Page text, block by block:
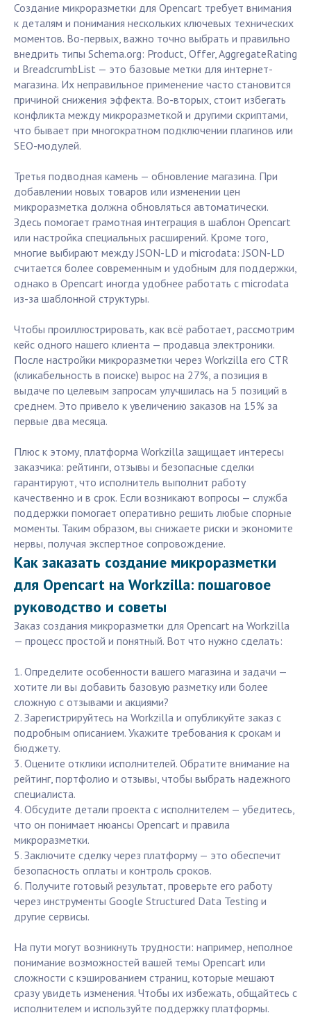
Создание микроразметки для Opencart требует внимания
к деталям и понимания нескольких ключевых технических
моментов. Во-первых, важно точно выбрать и правильно
внедрить типы Schema.org: Product, Offer, AggregateRating
и BreadcrumbList — это базовые метки для интернет-
магазина. Их неправильное применение часто становится
причиной снижения эффекта. Во-вторых, стоит избегать
конфликта между микроразметкой и другими скриптами,
что бывает при многократном подключении плагинов или
SEO-модулей.
Третья подводная камень — обновление магазина. При
добавлении новых товаров или изменении цен
микроразметка должна обновляться автоматически.
Здесь помогает грамотная интеграция в шаблон Opencart
или настройка специальных расширений. Кроме того,
многие выбирают между JSON-LD и microdata: JSON-LD
считается более современным и удобным для поддержки,
однако в Opencart иногда удобнее работать с microdata
из-за шаблонной структуры.
Чтобы проиллюстрировать, как всё работает, рассмотрим
кейс одного нашего клиента — продавца электроники.
После настройки микроразметки через Workzilla его CTR
(кликабельность в поиске) вырос на 27%, а позиция в
выдаче по целевым запросам улучшилась на 5 позиций в
среднем. Это привело к увеличению заказов на 15% за
первые два месяца.
Плюс к этому, платформа Workzilla защищает интересы
заказчика: рейтинги, отзывы и безопасные сделки
гарантируют, что исполнитель выполнит работу
качественно и в срок. Если возникают вопросы — служба
поддержки помогает оперативно решить любые спорные
моменты. Таким образом, вы снижаете риски и экономите
нервы, получая экспертное сопровождение.
Как заказать создание микроразметки
для Opencart на Workzilla: пошаговое
руководство и советы
Заказ создания микроразметки для Opencart на Workzilla
— процесс простой и понятный. Вот что нужно сделать:
1. Определите особенности вашего магазина и задачи —
хотите ли вы добавить базовую разметку или более
сложную с отзывами и акциями?
2. Зарегистрируйтесь на Workzilla и опубликуйте заказ с
подробным описанием. Укажите требования к срокам и
бюджету.
3. Оцените отклики исполнителей. Обратите внимание на
рейтинг, портфолио и отзывы, чтобы выбрать надежного
специалиста.
4. Обсудите детали проекта с исполнителем — убедитесь,
что он понимает нюансы Opencart и правила
микроразметки.
5. Заключите сделку через платформу — это обеспечит
безопасность оплаты и контроль сроков.
6. Получите готовый результат, проверьте его работу
через инструменты Google Structured Data Testing и
другие сервисы.
На пути могут возникнуть трудности: например, неполное
понимание возможностей вашей темы Opencart или
сложности с кэшированием страниц, которые мешают
сразу увидеть изменения. Чтобы их избежать, общайтесь с
исполнителем и используйте поддержку платформы.